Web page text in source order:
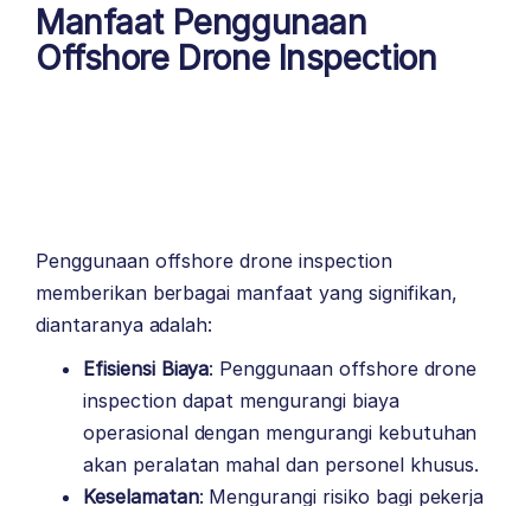
Manfaat Penggunaan
Offshore Drone Inspection
Penggunaan offshore drone inspection
memberikan berbagai manfaat yang signifikan,
diantaranya adalah:
Efisiensi Biaya: Penggunaan offshore drone
inspection dapat mengurangi biaya
operasional dengan mengurangi kebutuhan
akan peralatan mahal dan personel khusus.
Keselamatan: Mengurangi risiko bagi pekerja